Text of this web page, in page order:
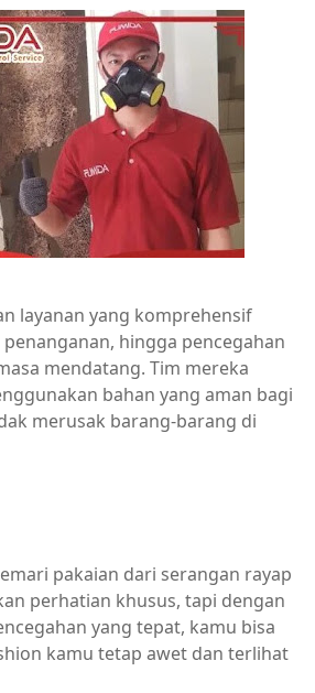
layanan yang komprehensif
hingga pencegahan
mendatang. Tim mereka
bahan yang aman bagi
merusak barang-barang di
pakaian dari serangan rayap
perhatian khusus, tapi dengan
yang tepat, kamu bisa
kamu tetap awet dan terlihat